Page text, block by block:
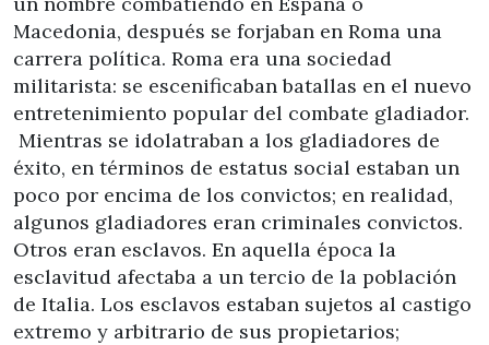
Macedonia, después se forjaban en Roma una
carrera política. Roma era una sociedad
militarista: se escenificaban batallas en el nuevo
entretenimiento popular del combate gladiador.
Mientras se idolatraban a los gladiadores de
éxito, en términos de estatus social estaban un
poco por encima de los convictos; en realidad,
algunos gladiadores eran criminales convictos.
Otros eran esclavos. En aquella época la
esclavitud afectaba a un tercio de la población
de Italia. Los esclavos estaban sujetos al castigo
extremo y arbitrario de sus propietarios;